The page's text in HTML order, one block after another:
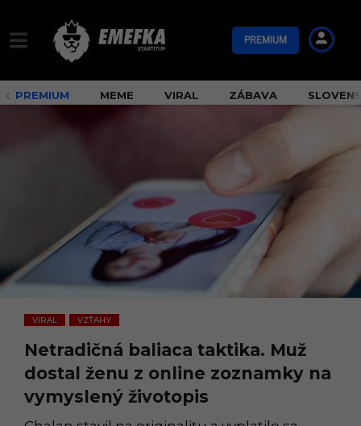
PREMIUM
PREMIUM MEME VIRAL ZÁBAVA
VIRAL
,
VZŤAHY
Netradičná baliaca taktika. Muž
dostal ženu z online zoznamky na
vymyslený životopis